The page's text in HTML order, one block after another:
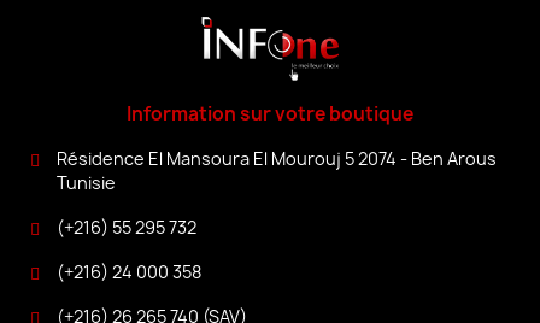
Information sur votre boutique
Résidence El Mansoura El Mourouj 5 2074 - Ben Arous
Tunisie
(+216) 55 295 732
(+216) 24 000 358
(+216) 26 265 740 (SAV)